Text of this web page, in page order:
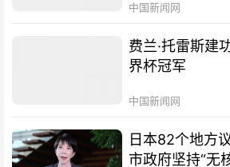
中国新闻网
费兰·托雷斯建
界杯冠军
中国新闻网
日本82个地方
市政府坚持“无